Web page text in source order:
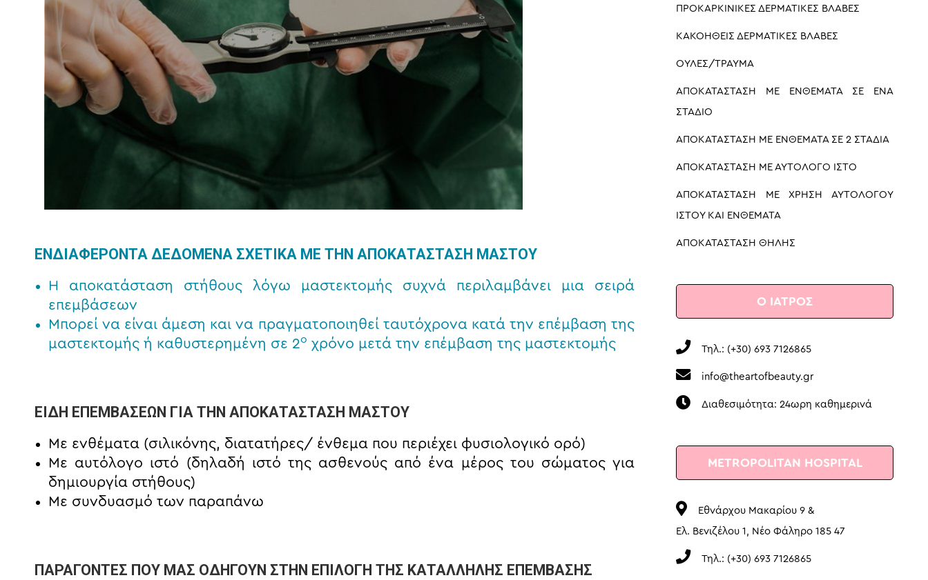
ΕΝΔΙΑΦΕΡΟΝΤΑ ΔΕΔΟΜΕΝΑ ΣΧΕΤΙΚΑ ΜΕ ΤΗΝ ΑΠΟΚΑΤΑΣΤΑΣΗ ΜΑΣΤΟΥ
Η αποκατάσταση στήθους λόγω μαστεκτομής συχνά περιλαμβάνει μια σειρά
επεμβάσεων
Μπορεί να είναι άμεση και να πραγματοποιηθεί ταυτόχρονα κατά την επέμβαση της
μαστεκτομής ή καθυστερημένη σε 2ο χρόνο μετά την επέμβαση της μαστεκτομής
ΕΙΔΗ ΕΠΕΜΒΑΣΕΩΝ ΓΙΑ ΤΗΝ ΑΠΟΚΑΤΑΣΤΑΣΗ ΜΑΣΤΟΥ
Με ενθέματα (σιλικόνης, διατατήρες/ ένθεμα που περιέχει φυσιολογικό ορό)
Με αυτόλογο ιστό (δηλαδή ιστό της ασθενούς από ένα μέρος του σώματος για
δημιουργία στήθους)
Με συνδυασμό των παραπάνω
ΠΑΡΑΓΟΝΤΕΣ ΠΟΥ ΜΑΣ ΟΔΗΓΟΥΝ ΣΤΗΝ ΕΠΙΛΟΓΗ ΤΗΣ ΚΑΤΑΛΛΗΛΗΣ ΕΠΕΜΒΑΣΗΣ
ΠΡΟΚΑΡΚΙΝΙΚΕΣ ΔΕΡΜΑΤΙΚΕΣ ΒΛΑΒΕΣ
ΚΑΚΟΗΘΕΙΣ ΔΕΡΜΑΤΙΚΕΣ ΒΛΑΒΕΣ
ΟΥΛΕΣ/ΤΡΑΥΜΑ
ΑΠΟΚΑΤΑΣΤΑΣΗ ΜΕ ΕΝΘΕΜΑΤΑ ΣΕ ΈΝΑ
ΣΤΑΔΙΟ
ΑΠΟΚΑΤΑΣΤΑΣΗ ΜΕ ΕΝΘΕΜΑΤΑ ΣΕ 2 ΣΤΑΔΙΑ
ΑΠΟΚΑΤΑΣΤΑΣΗ ΜΕ ΑΥΤΟΛΟΓΟ ΙΣΤΟ
ΑΠΟΚΑΤΑΣΤΑΣΗ ΜΕ ΧΡΗΣΗ ΑΥΤΟΛΟΓΟΥ
ΙΣΤΟΥ ΚΑΙ ΕΝΘΕΜΑΤΑ
ΑΠΟΚΑΤΑΣΤΑΣΗ ΘΗΛΗΣ
Ο ΙΑΤΡΟΣ
Τηλ.: (+30) 693 7126865
info@theartofbeauty.gr
Διαθεσιμότητα: 24ωρη καθημερινά
METROPOLITAN HOSPITAL
Εθνάρχου Μακαρίου 9 &
Ελ. Βενιζέλου 1, Νέο Φάληρο 185 47
Τηλ.: (+30) 693 7126865